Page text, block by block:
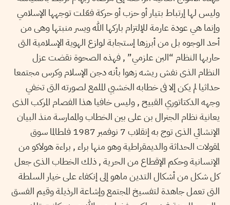
وليس لها إرتباط بتيار أو حزب أو حركة فعّلت توجهها الإسلامي
وإنما هي عودة عارمة للإلتزام باركها الله ويسر منبتها وهى من
أحد الوجوه بل من أبرزها إستجابة لوازع الهوية الإسلامية التى
حاربها النظام “البن علزمي” , فهذه الصحوة نقضت عزل
النظام الذى نفش ريشه زهوا بأنه دجن الإسلام وكرس مجتمعا
حداثيا لم يكن إلا فى خطابه الخشبي الملمع لصورته التى تخفي
وجهه الدكتاتوري القبيح , وليس خافيا هذا الفصام المركب الذى
يعانية نظام الجنرال بن على بين الخطاب والممارسة منذ البيان
الإنشائي الذى توج به إنقلاب 7 نوفمبر 1987 فلطالما سوق
لمقولات الحداثة والديمقراطية وهو منها براء , براءة هولاكو من
الإنسانية وحكم الإقطاع من الحرية , ذلك الخطاب الذى جعل
كل شكل من أشكال التدين ماهو إلى إنكفاء على خيار السلطة
التى تعمل جاهدة لتفسيخ المجتمع وإشاعة الرذيلة وقيم الفسق